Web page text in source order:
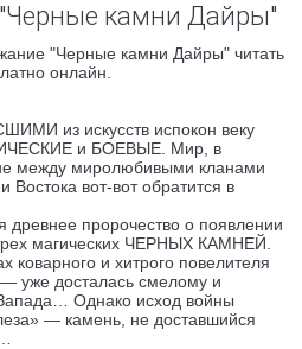
камни Дайры"
"Черные камни Дайры" читать
онлайн.
из искусств испокон веку
и БОЕВЫЕ. Мир, в
между миролюбивыми кланами
вот-вот обратится в
древнее пророчество о появлении
магических ЧЕРНЫХ КАМНЕЙ.
и хитрого повелителя
уже досталась смелому и
Однако исход войны
— камень, не доставшийся